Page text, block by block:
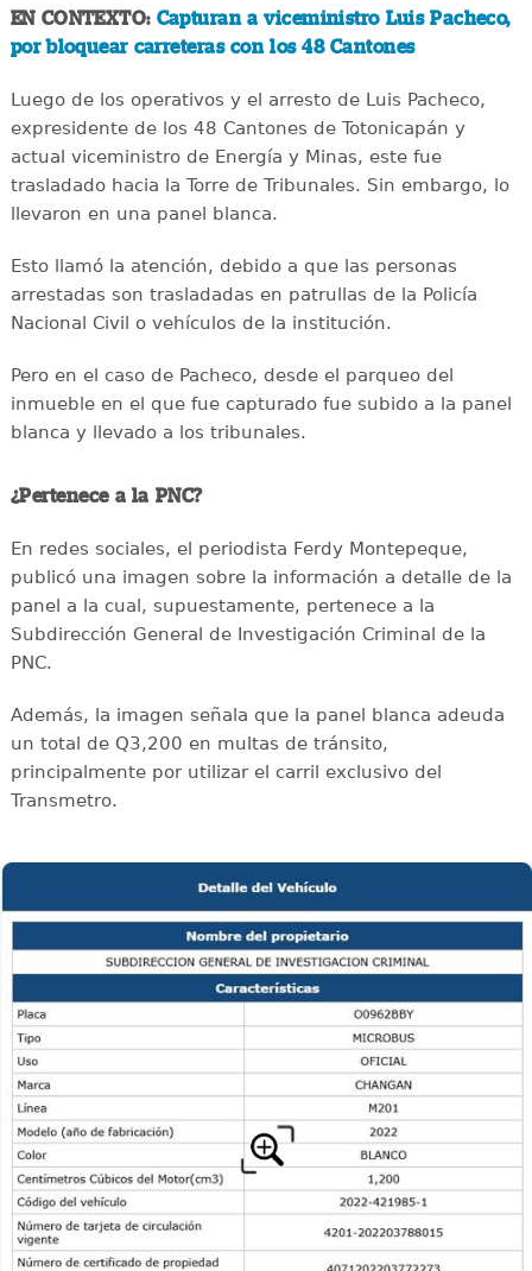
EN CONTEXTO: Capturan a viceministro Luis Pacheco,
por bloquear carreteras con los 48 Cantones
Luego de los operativos y el arresto de Luis Pacheco,
expresidente de los 48 Cantones de Totonicapán y
actual viceministro de Energía y Minas, este fue
trasladado hacia la Torre de Tribunales. Sin embargo, lo
llevaron en una panel blanca.
Esto llamó la atención, debido a que las personas
arrestadas son trasladadas en patrullas de la Policía
Nacional Civil o vehículos de la institución.
Pero en el caso de Pacheco, desde el parqueo del
inmueble en el que fue capturado fue subido a la panel
blanca y llevado a los tribunales.
¿Pertenece a la PNC?
En redes sociales, el periodista Ferdy Montepeque,
publicó una imagen sobre la información a detalle de la
panel a la cual, supuestamente, pertenece a la
Subdirección General de Investigación Criminal de la
PNC.
Además, la imagen señala que la panel blanca adeuda
un total de Q3,200 en multas de tránsito,
principalmente por utilizar el carril exclusivo del
Transmetro.